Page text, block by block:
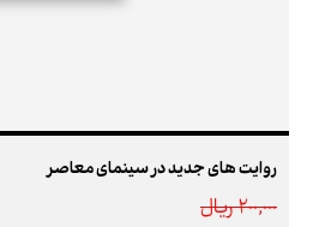
روایت های جدید در سینمای معاصر
200,000 ريال